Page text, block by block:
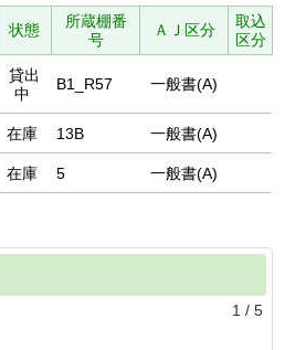
状態
所蔵棚番
号
ＡＪ区分
取込
区分
貸出
中
B1_R57 一般書(A)
在庫 13B 一般書(A)
在庫 5 一般書(A)
1 / 5